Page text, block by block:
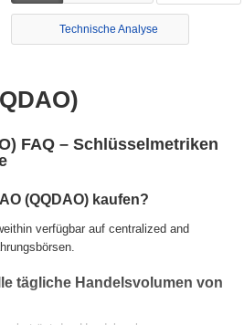
Technische Analyse
FAQ – Schlüsselmetriken
(QQDAO) kaufen?
verfügbar auf centralized and
tägliche Handelsvolumen von